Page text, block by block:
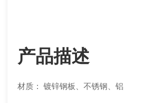
产品描述
材质： 镀锌钢板、不锈钢、铝